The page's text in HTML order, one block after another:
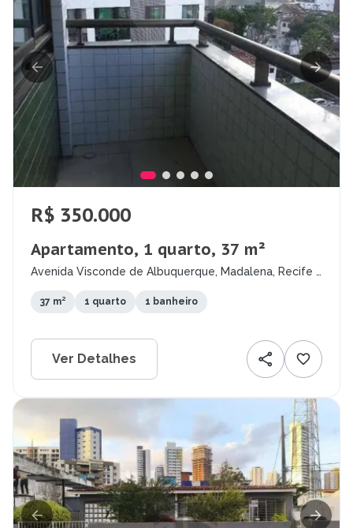
R$ 350.000
Apartamento, 1 quarto, 37 m²
Avenida Visconde de Albuquerque, Madalena, Recife -
37 m² 1 quarto 1 banheiro
Ver Detalhes